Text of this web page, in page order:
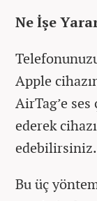
Ne İşe
Apple
AirTag’e
ederek
edebilirsiniz.
Bu üç